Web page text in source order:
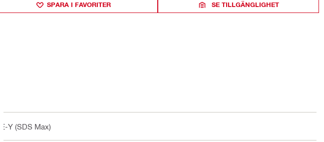
SPARA I FAVORITER SE TILLGÄNGLIGHET
TE-Y (SDS Max)